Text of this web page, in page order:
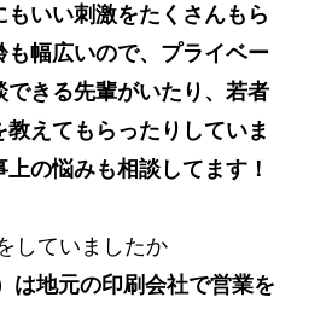
もいい刺激をたくさんもら
も幅広いので、プライベー
できる先輩がいたり、若者
えてもらったりしていま
の悩みも相談してます！
していましたか
は地元の印刷会社で営業を